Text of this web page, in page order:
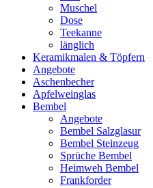
Muschel
Dose
Teekanne
länglich
Keramikmalen & Töpfern
Angebote
Aschenbecher
Apfelweinglas
Bembel
Angebote
Bembel Salzglasur
Bembel Steinzeug
Sprüche Bembel
Heimweh Bembel
Frankforder